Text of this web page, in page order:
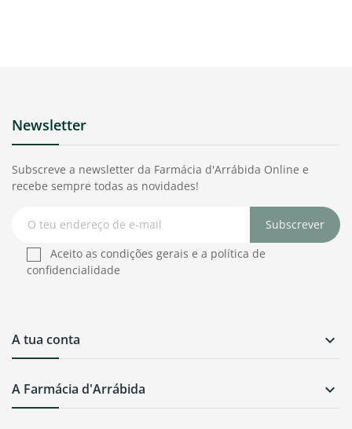
A Farmácia d'Arrábida 
A tua conta 
Newsletter
Subscreve a newsletter da Farmácia d'Arrábida Online e
recebe sempre todas as novidades!
Subscrever
Aceito as condições gerais e a política de
confidencialidade